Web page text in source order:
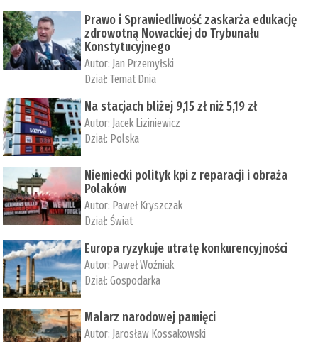
Prawo i Sprawiedliwość zaskarża edukację
zdrowotną Nowackiej do Trybunału
Konstytucyjnego
Autor: Jan Przemyłski
Dział:Temat Dnia
Na stacjach bliżej 9,15 zł niż 5,19 zł
Autor: Jacek Liziniewicz
Dział: Polska
Niemiecki polityk kpi z reparacji i obraża
Polaków
Autor: Paweł Kryszczak
Dział:Świat
Europa ryzykuje utratę konkurencyjności
Autor: Paweł Woźniak
Dział:Gospodarka
Malarz narodowej pamięci
Autor: Jarosław Kossakowski